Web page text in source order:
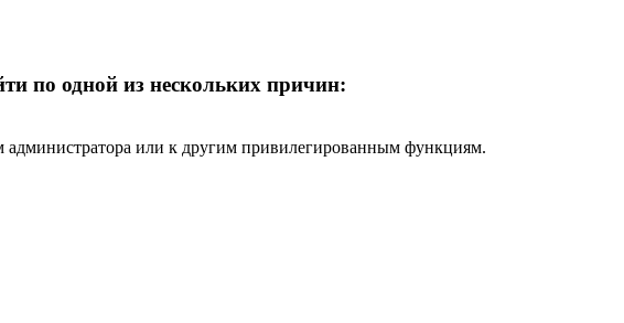
по одной из нескольких причин:
администратора или к другим привилегированным функциям.